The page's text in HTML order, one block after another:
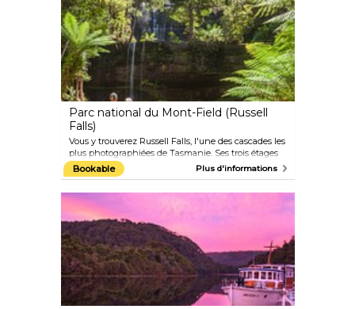
Parc national du Mont-Field (Russell
Falls)
Vous y trouverez Russell Falls, l'une des cascades les
plus photographiées de Tasmanie. Ses trois étages
élégants, encadrés par une végétation luxuriante,
attirent les visiteurs depuis plus d'un siècle. Enfilez
sentiers de randonnée faciles, à seulement quinze
minutes à pied du parking.
Bookable Plus d'informations